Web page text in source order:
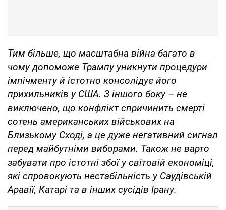
Тим більше, що масштабна війна багато в
чому допоможе Трампу уникнути процедури
імпічменту й істотно консолідує його
прихильників у США. З іншого боку – не
виключено, що конфлікт спричинить смерті
сотень американських військових на
Близькому Сході, а це дуже негативний сигнал
перед майбутніми виборами. Також не варто
забувати про істотні збої у світовій економіці,
які спровокують нестабільність у Саудівській
Аравії, Катарі та в інших сусідів Ірану.